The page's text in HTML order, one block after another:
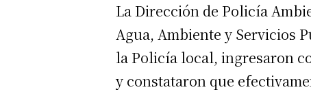
La Dirección de Policía
Agua, Ambiente y Servicios
la Policía local, ingresaron
y constataron que